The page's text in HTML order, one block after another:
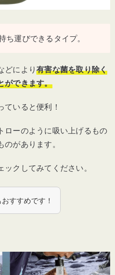
ち運びできるタイプ。
どにより有害な菌を取り除く
ができます。
いると便利！
ローのように吸い上げるもの
があります。
クしてみてください。
すすめです！